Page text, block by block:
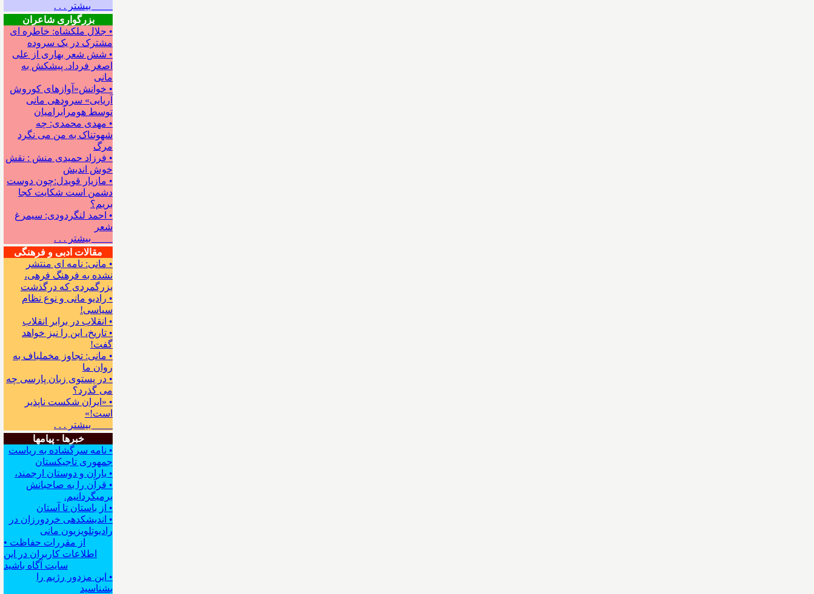
بیشتر . . .
بزرگواری شاعران
• جلال ملکشاه: خاطره ای
مشترک در یک سروده
• شش شعر بهاری از علی
اصغر فرداد. پیشکش به
مانی
• خوانش«آوازهای کوروش
آریایی» سروده‍ی مانی
توسط هومرآبرامیان
• مهدی محمدی: چه
شهوتناک به من می نگرد
مرگ
• فرزاد حمیدی منش : نقش
خوش اندیش
• مازیار قویدل:چون دوست
دشمن است شکایت کجا
بریم؟
• احمد لنگردودی: سیمرغ
شعر
بیشتر . . .
مقالات ادبی و فرهنگی
• مانی: نامه ای منتشر
نشده به فرهنگ فرهی،
بزرگمردی که درگذشت
• رادیو مانی و نوع نظام
سیاسی!
• انقلاب در برابر انقلاب
• تاریخ، این را نیز خواهد
گفت!
• مانی: تجاوز مخملباف به
روان ما
• در پستوی زبان پارسی چه
می گذرد؟
• «ایران شکست ناپذیر
است!»
بیشتر . . .
خبرها - پیامها
• نامه سرگشاده به ریاست
جمهوری تاجیکستان
• یاران و دوستان ارجمند،
• قرآن را به صاحبانش
برمیگردانیم.
• از باستان تا آستان
• اندیشکده‍ی خردورزان در
رادیوتلویزیون مانی
• از مقررات حفاظت
اطلاعات کاربران در این
سایت آگاه باشید
• این مزدور رژیم را
بشناسید